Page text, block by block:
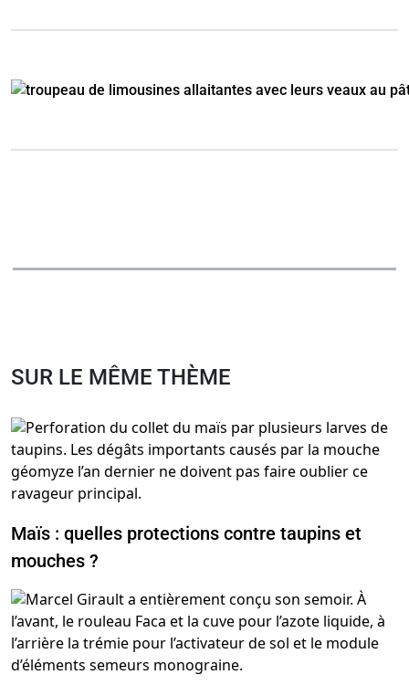
SUR LE MÊME THÈME
Maïs : quelles protections contre taupins et
mouches ?